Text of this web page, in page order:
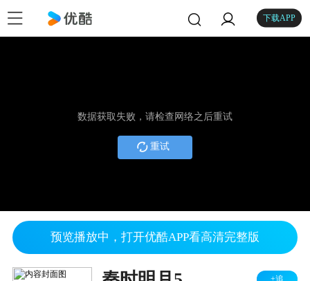
下载APP
数据获取失败，请检查网络之后重试
重试
预览播放中，打开优酷APP看高清完整版
+追